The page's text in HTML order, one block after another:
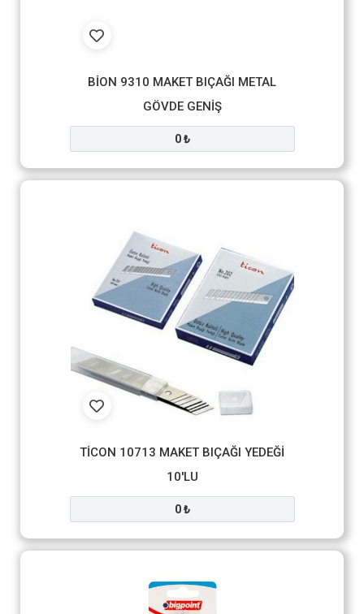
BİON 9310 MAKET BIÇAĞI METAL
GÖVDE GENİŞ
0 ₺
TİCON 10713 MAKET BIÇAĞI YEDEĞİ
10'LU
0 ₺